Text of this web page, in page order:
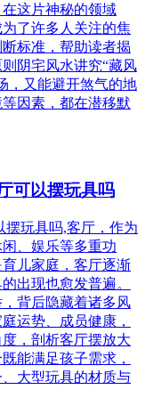
这片神秘的领域
了许多人关注的焦
标准，帮助读者揭
阴宅风水讲究“藏风
，又能避开煞气的地
因素，都在潜移默
可以摆玩具吗
摆玩具吗,客厅，作为
、娱乐等多重功
儿家庭，客厅逐渐
出现也愈发普遍。
背后隐藏着诸多风
运势、成员健康，
，剖析客厅摆放大
能满足孩子需求，
大型玩具的材质与